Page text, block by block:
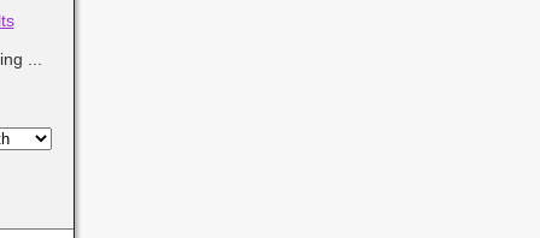
...